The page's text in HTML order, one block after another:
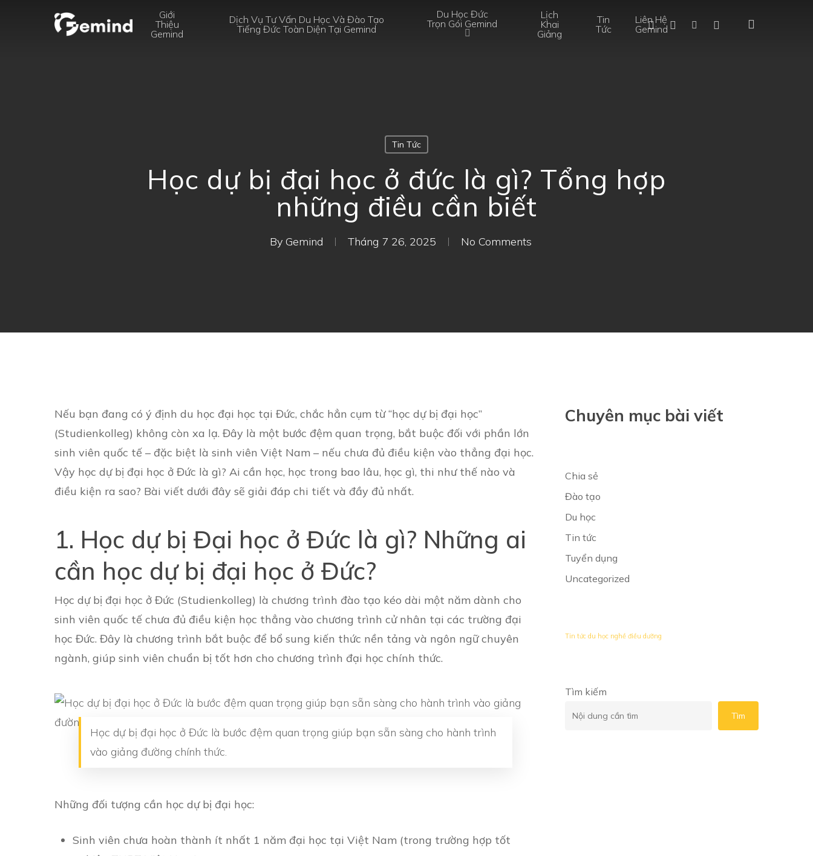
Giới
Thiệu
Gemind
Dịch Vụ Tư Vấn Du Học Và Đào Tạo
Tiếng Đức Toàn Diện Tại Gemind
Du Học Đức
Trọn Gói Gemind
Lịch
Khai
Giảng
Tin
Tức
Liên Hệ
Gemind
FacebookInstagram
Tiktok Phone
Tin Tức
Học dự bị đại học ở đức là gì? Tổng hợp
những điều cần biết
By Gemind Tháng 7 26, 2025 No Comments
Nếu bạn đang có ý định du học đại học tại Đức, chắc hẳn cụm từ “học dự bị đại học”
(Studienkolleg) không còn xa lạ. Đây là một bước đệm quan trọng, bắt buộc đối với phần lớn
sinh viên quốc tế – đặc biệt là sinh viên Việt Nam – nếu chưa đủ điều kiện vào thẳng đại học.
Vậy học dự bị đại học ở Đức là gì? Ai cần học, học trong bao lâu, học gì, thi như thế nào và
điều kiện ra sao? Bài viết dưới đây sẽ giải đáp chi tiết và đầy đủ nhất.
1. Học dự bị Đại học ở Đức là gì? Những ai
cần học dự bị đại học ở Đức?
Học dự bị đại học ở Đức (Studienkolleg) là chương trình đào tạo kéo dài một năm dành cho
sinh viên quốc tế chưa đủ điều kiện học thẳng vào chương trình cử nhân tại các trường đại
học Đức. Đây là chương trình bắt buộc để bổ sung kiến thức nền tảng và ngôn ngữ chuyên
ngành, giúp sinh viên chuẩn bị tốt hơn cho chương trình đại học chính thức.
Học dự bị đại học ở Đức là bước đệm quan trọng giúp bạn sẵn sàng cho hành trình
vào giảng đường chính thức.
Những đối tượng cần học dự bị đại học:
Sinh viên chưa hoàn thành ít nhất 1 năm đại học tại Việt Nam (trong trường hợp tốt
Chuyên mục bài viết
Chia sẻ
Đào tạo
Du học
Tin tức
Tuyển dụng
Uncategorized
Tin tức du học nghề điều dưỡng
Tìm kiếm
Tìm